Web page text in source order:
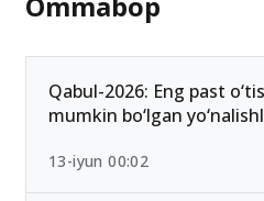
Qabul-2026: Eng past
mumkin bo‘lgan
13-iyun 00:02